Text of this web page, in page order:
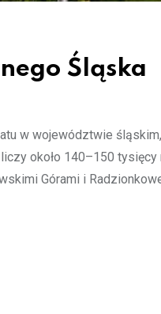
Śląska
w województwie
około 140–150
Górami i